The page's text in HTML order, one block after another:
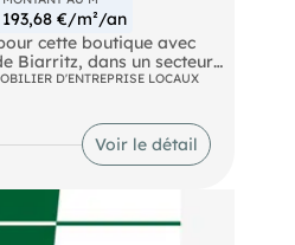
193,68 €/m²/an
cette boutique avec
Biarritz, dans un secteur
Cession de droit au bail
m², avec un espace de
et une réserve en sous-
€ / mois net
D'ENTREPRISE LOCAUX
Voir le détail